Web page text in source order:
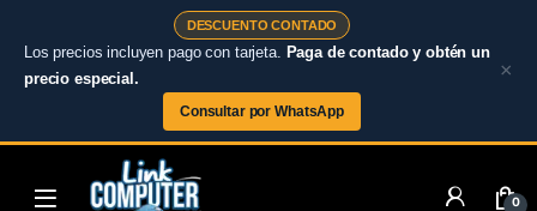
DESCUENTO CONTADO
Los precios incluyen pago con tarjeta. Paga de contado y obtén un
precio especial.
Consultar por WhatsApp
×
Skip to navigation
0